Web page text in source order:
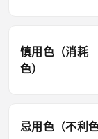
慎用色（消耗
色）
忌用色（不利色